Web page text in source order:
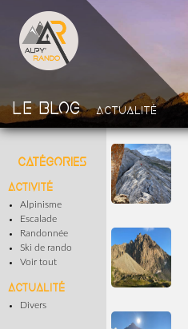
Le blogActualité
Catégories
Activité
Alpinisme
Escalade
Randonnée
Ski de rando
Voir tout
Actualité
Divers